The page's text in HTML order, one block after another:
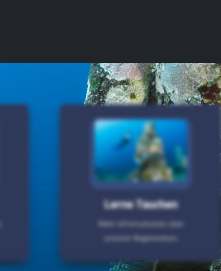
Lerne Tauchen
Mehr Informationen über
unseren Beginnerkurs